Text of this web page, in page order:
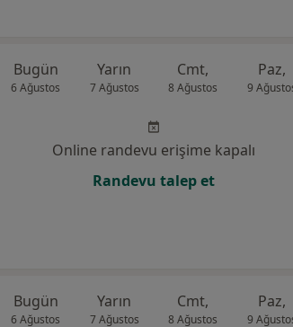
Bugün
6 Ağustos
Yarın
7 Ağustos
Cmt,
8 Ağustos
Paz,
9
Online randevu erişime kapalı
Randevu talep et
Bugün
6 Ağustos
Yarın
7 Ağustos
Cmt,
8 Ağustos
Paz,
9